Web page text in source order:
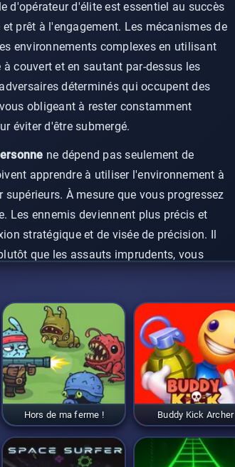
d'opérateur d'élite est essentiel au succès
prêt à l'engagement. Les mécanismes de
environnements complexes en utilisant
couvert et en sautant par-dessus les
déterminés qui occupent des
obligeant à rester constamment
éviter d'être submergé.
ne dépend pas seulement de
apprendre à utiliser l'environnement à
À mesure que vous progressez
Les ennemis deviennent plus précis et
stratégique et de visée de précision. Il
que les assauts imprudents, vous
Hors de ma ferme ! Buddy Kick Archer